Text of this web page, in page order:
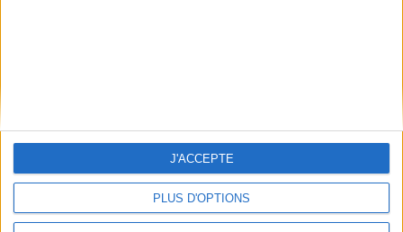
PLUS D'OPTIONS
J'ACCEPTE
Cercle de la librairie
Librairie Mollat
Horaires
La librairie Mollat vous accueille